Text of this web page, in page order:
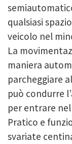
qualsiasi
veicolo nel
La
maniera
parcheggiare
può condurre
per entrare
Pratico e
svariate